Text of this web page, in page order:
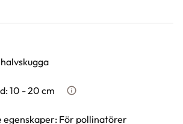
:10 - 20 cm Hur vi mäter leveranshöjd på
egenskaper: För pollinatörer